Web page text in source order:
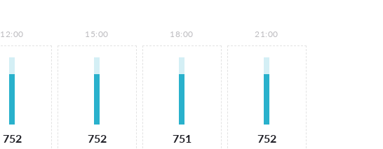
12:00
752
15:00
752
18:00
751
21:00
752